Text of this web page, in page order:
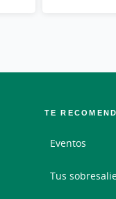
TE
Eventos
Tus